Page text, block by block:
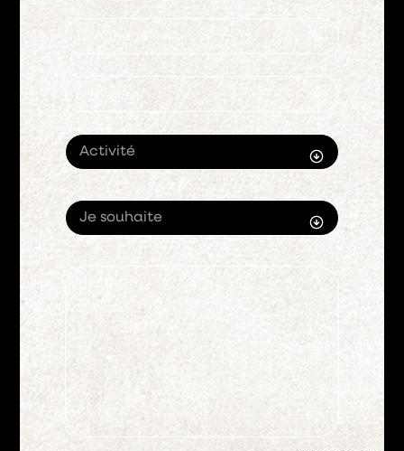
Activité
Je souhaite